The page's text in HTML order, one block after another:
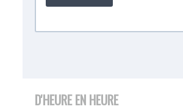
D'HEURE EN HEURE